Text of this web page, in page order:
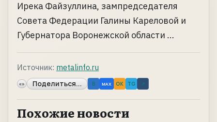
Ирека Файзуллина, зампредседателя
Совета Федерации Галины Кареловой и
Губернатора Воронежской области ...
Источник: metalinfo.ru
«» Поделиться... B MAX OK TG ↗
Похожие новости